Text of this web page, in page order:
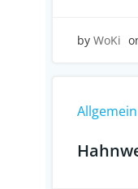
by WoKi
Allgemein